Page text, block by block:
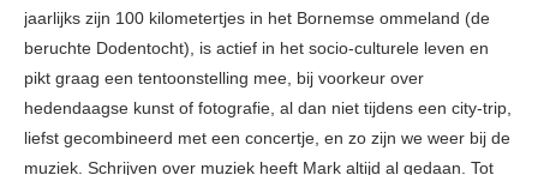
jaarlijks zijn 100 kilometertjes in het Bornemse ommeland (de
beruchte Dodentocht), is actief in het socio-culturele leven en
pikt graag een tentoonstelling mee, bij voorkeur over
hedendaagse kunst of fotografie, al dan niet tijdens een city-trip,
liefst gecombineerd met een concertje, en zo zijn we weer bij de
muziek. Schrijven over muziek heeft Mark altijd al gedaan. Tot